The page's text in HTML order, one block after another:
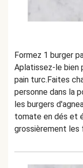
Formez 1 burger
Aplatissez-le bien
pain turc.Faites
personne dans la
les burgers
tomate en dés et
grossièrement les